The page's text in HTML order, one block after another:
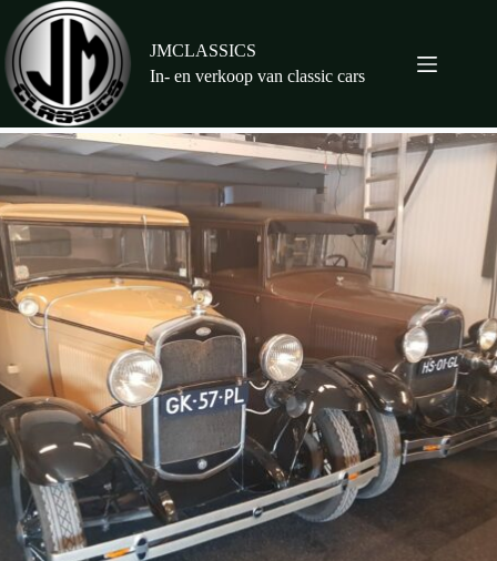
naar
de
inhoud
JMCLASSICS
In- en verkoop van classic cars